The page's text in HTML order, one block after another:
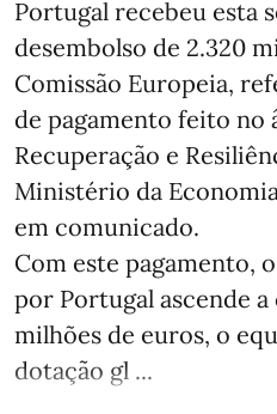
Portugal recebeu esta
desembolso de 2.320
Comissão Europeia,
de pagamento feito no
Recuperação e
Ministério da
em comunicado.
Com este pagamento,
por Portugal ascende a
milhões de euros, o
dotação gl ...